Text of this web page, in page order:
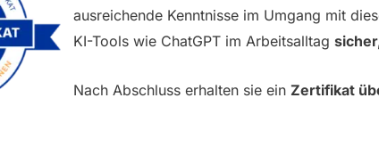
ausreichende Kenntnisse im Umgang mit
KI-Tools wie ChatGPT im Arbeitsalltag
Nach Abschluss erhalten sie ein Zertifikat